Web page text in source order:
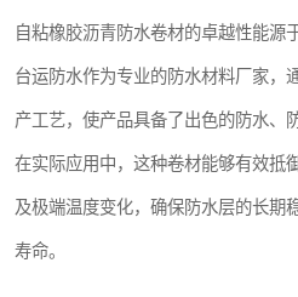
自粘橡胶沥青防水卷材的卓越性能源
台运防水作为专业的防水材料厂家，
产工艺，使产品具备了出色的防水、
在实际应用中，这种卷材能够有效抵
及极端温度变化，确保防水层的长期
寿命。